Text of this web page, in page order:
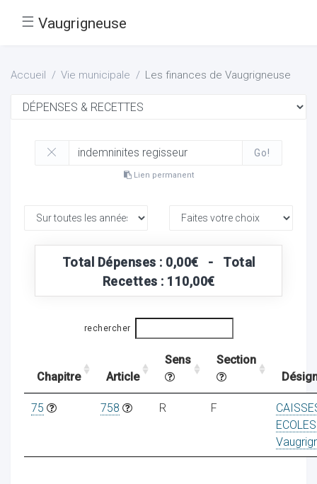
☰ Vaugrigneuse
Accueil Vie municipale Les finances de Vaugrigneuse
Go!
Lien permanent
Total Dépenses : 0,00€ - Total
Recettes : 110,00€
rechercher
Chapitre Article
Sens
Section
75 758 R F
ECOLES